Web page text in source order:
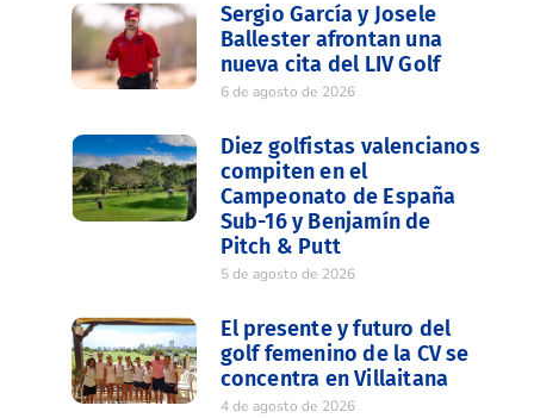
Sergio García y Josele
Ballester afrontan una
nueva cita del LIV Golf
6 de agosto de 2026
Diez golfistas valencianos
compiten en el
Campeonato de España
Sub-16 y Benjamín de
Pitch & Putt
5 de agosto de 2026
El presente y futuro del
golf femenino de la CV se
concentra en Villaitana
4 de agosto de 2026